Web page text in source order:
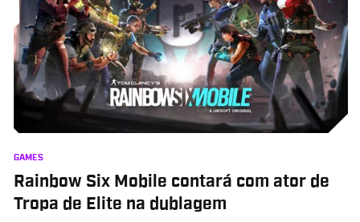
GAMES
Rainbow Six Mobile contará com ator de
Tropa de Elite na dublagem